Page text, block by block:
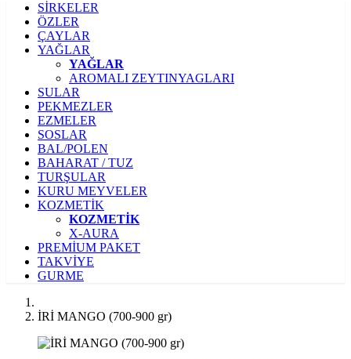
SİRKELER
ÖZLER
ÇAYLAR
YAĞLAR
YAĞLAR
AROMALI ZEYTINYAGLARI
SULAR
PEKMEZLER
EZMELER
SOSLAR
BAL/POLEN
BAHARAT / TUZ
TURŞULAR
KURU MEYVELER
KOZMETİK
KOZMETİK
X-AURA
PREMİUM PAKET
TAKVİYE
GURME
İRİ MANGO (700-900 gr)